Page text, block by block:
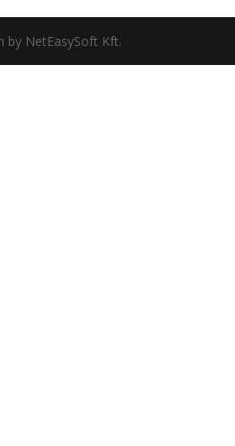
by NetEasySoft Kft.